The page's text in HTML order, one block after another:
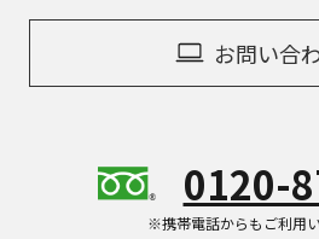
お問い合
0120-
※携帯電話からもご利用